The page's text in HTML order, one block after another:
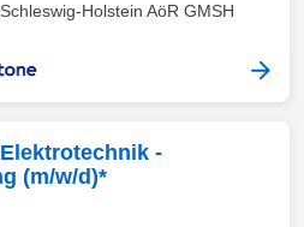
Holstein AöR GMSH
-
(m/w/d)*